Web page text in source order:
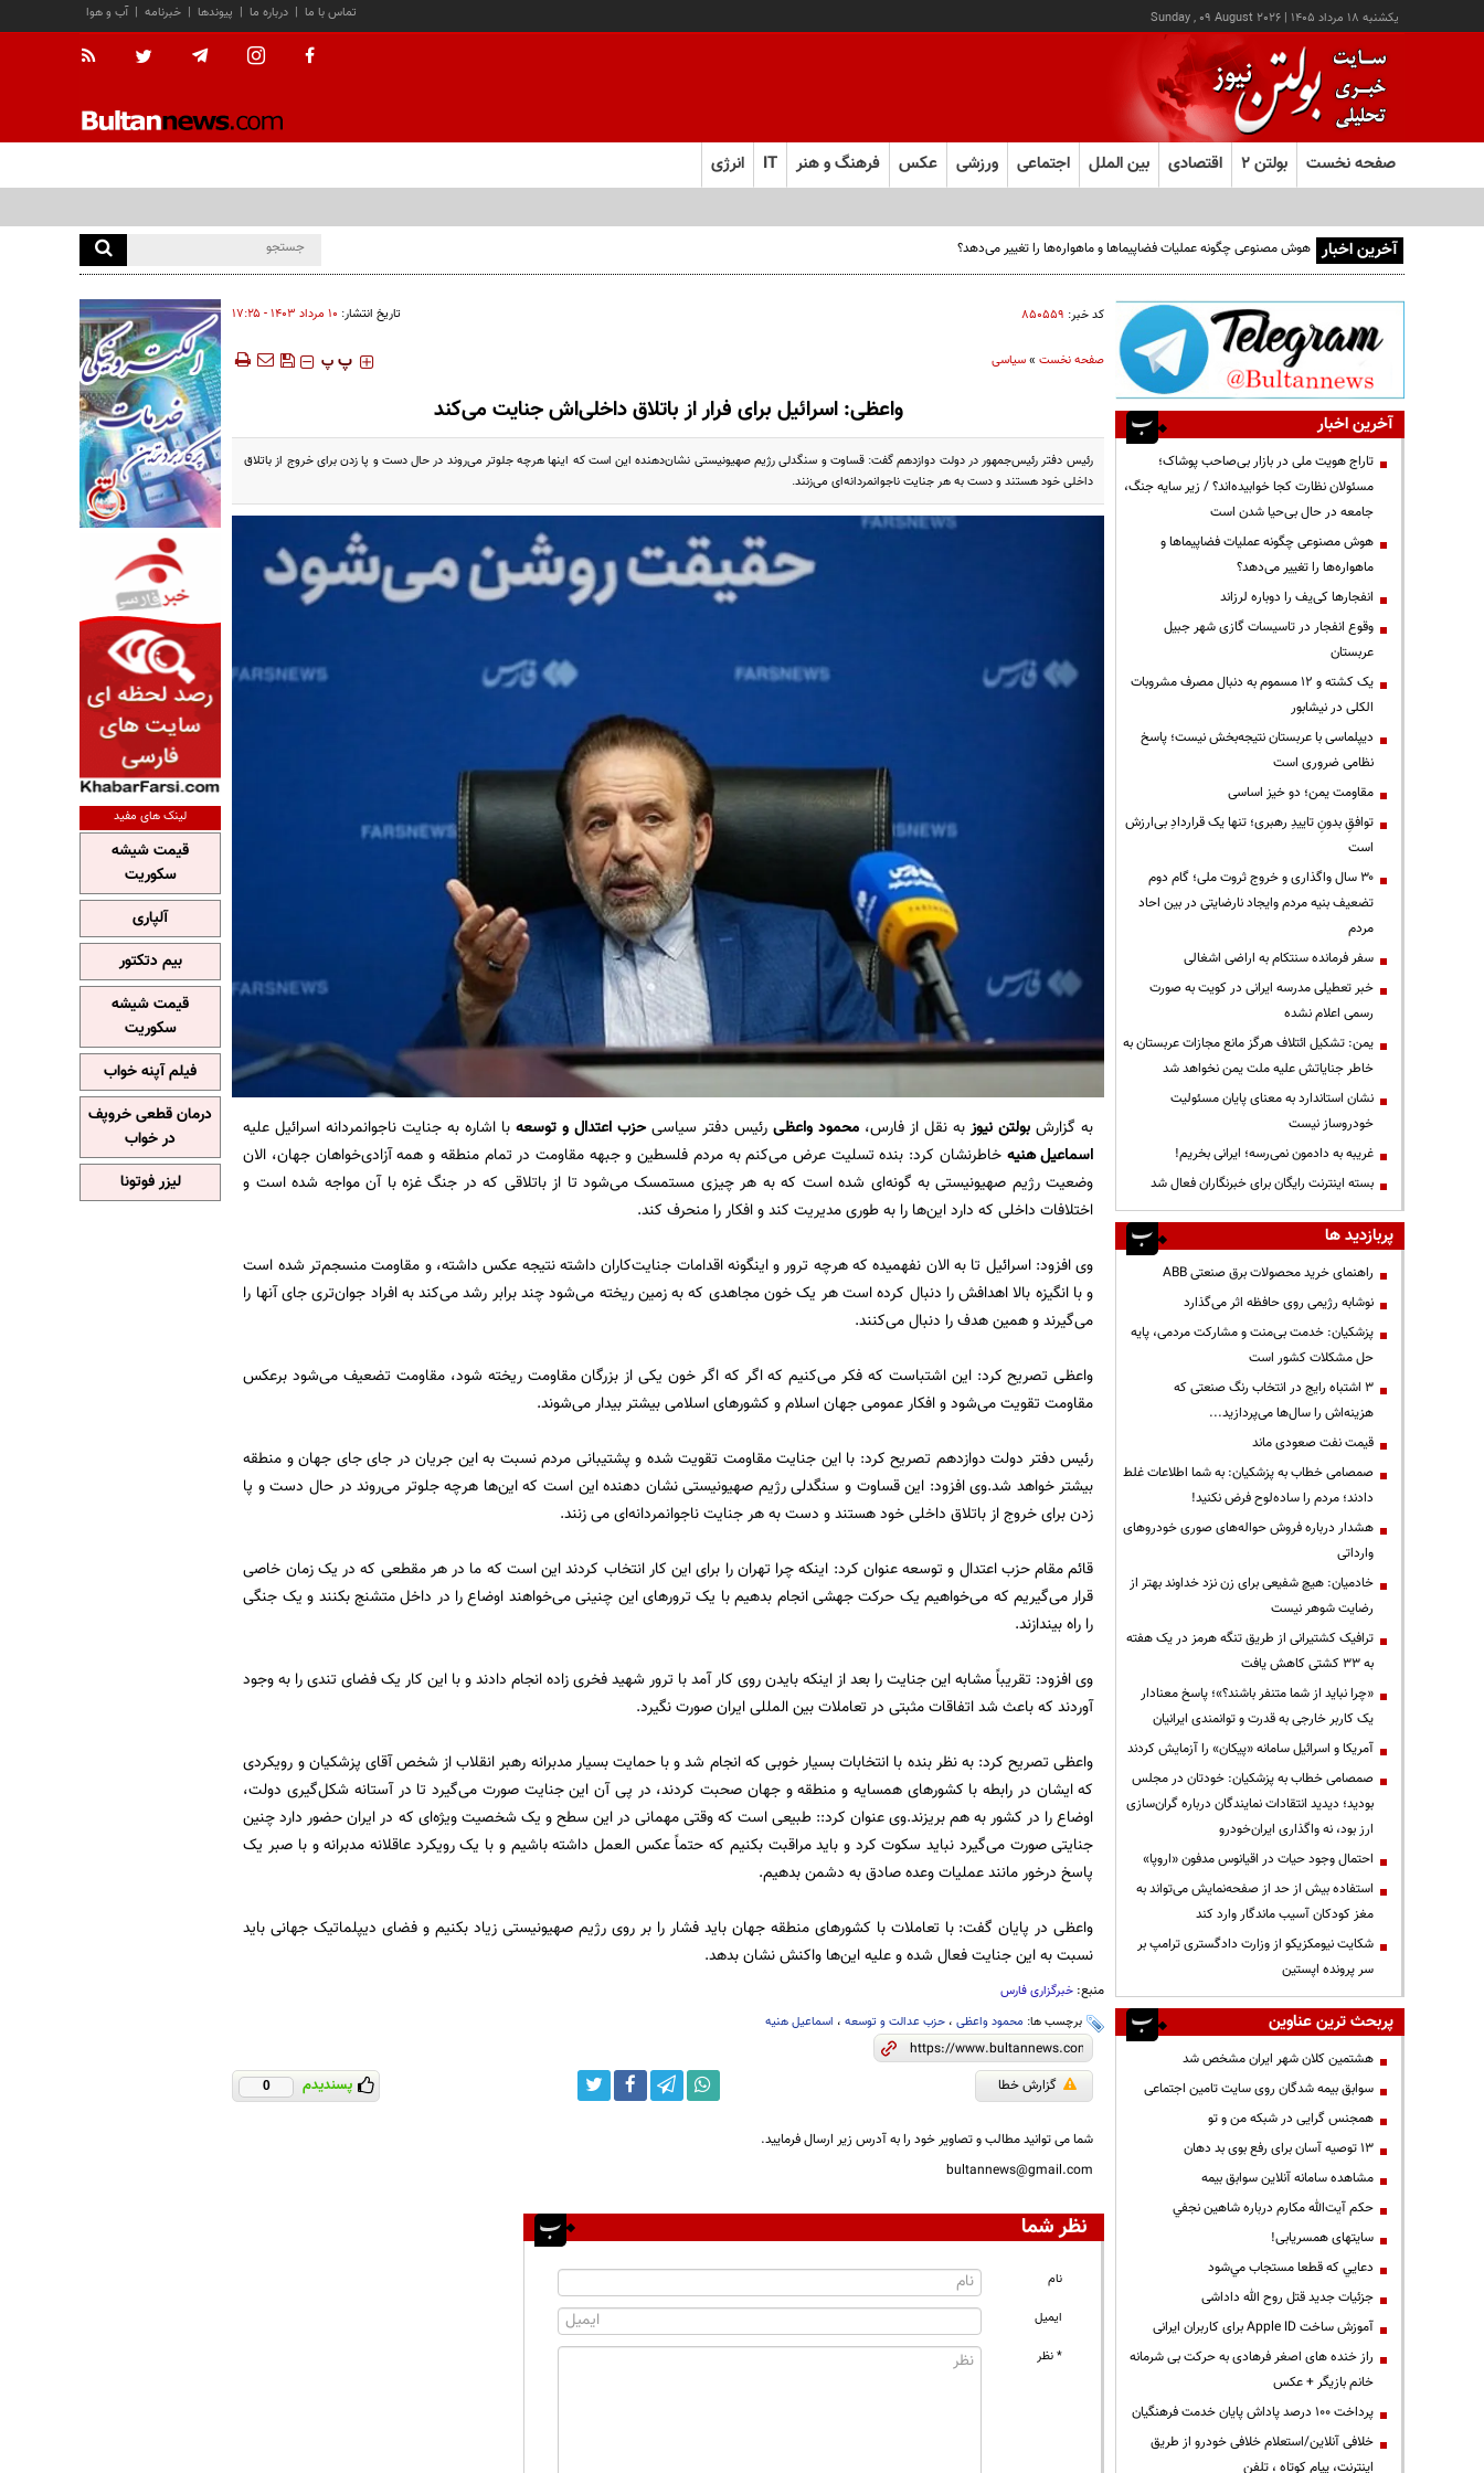
يکشنبه ۱۸ مرداد ۱۴۰۵ |
Sunday , 09 August 2026 آب و هوا | خبرنامه | پیوندها | درباره ما | تماس با ما
صفحه نخست بولتن ۲ اقتصادی بین الملل اجتماعی ورزشی عکس فرهنگ و هنر IT انرژی
آخرین اخبار
کد خبر: ۸۵۰۵۵۹ تاریخ انتشار: ۱۰ مرداد ۱۴۰۳ - ۱۷:۲۵
صفحه نخست»سیاسی ‍‍‍ پ پ
واعظی: اسرائیل برای فرار از باتلاق داخلی‌اش جنایت می‌کند
رئیس دفتر رئیس‌جمهور در دولت دوازدهم گفت: قساوت و سنگدلی رژیم صهیونیستی نشان‌دهنده این است که اینها هرچه جلوتر می‌روند در حال دست و پا زدن برای خروج از باتلاق
داخلی خود هستند و دست به هر جنایت ناجوانمردانه‌ای می‌زنند.
به گزارش بولتن نیوزبه نقل از فارس، محمود واعظیرئیس دفتر سیاسیحزب اعتدال و توسعهبا اشاره به جنایت ناجوانمردانه اسرائیل علیه
اسماعیل هنیه خاطرنشان کرد: بنده تسلیت عرض می‌کنم به مردم فلسطین و جبهه مقاومت در تمام منطقه و همه آزادی‌خواهان جهان، الان
وضعیت رژیم صهیونیستی به گونه‌ای شده است که به هر چیزی مستمسک می‌شود تا از باتلاقی که در جنگ غزه با آن مواجه شده است و
اختلافات داخلی که دارد این‌ها را به طوری مدیریت کند و افکار را منحرف کند.
وی افزود: اسرائیل تا به الان نفهمیده که هرچه ترور و اینگونه اقدامات جنایت‌کاران داشته نتیجه عکس داشته، و مقاومت منسجم‌تر شده است
و با انگیزه بالا اهدافش را دنبال کرده است هر یک خون مجاهدی که به زمین ریخته می‌شود چند برابر رشد می‌کند به افراد جوان‌تری جای آنها را
می‌گیرند و همین هدف را دنبال می‌کنند.
واعظی تصریح کرد: این اشتباست که فکر می‌کنیم که اگر که اگر خون یکی از بزرگان مقاومت ریخته شود، مقاومت تضعیف می‌شود برعکس
مقاومت تقویت می‌شود و افکار عمومی جهان اسلام و کشورهای اسلامی بیشتر بیدار می‌شوند.
رئیس دفتر دولت دوازدهم تصریح کرد: با این جنایت مقاومت تقویت شده و پشتیبانی مردم نسبت به این جریان در جای جای جهان و منطقه
بیشتر خواهد شد.وی افزود: این قساوت و سنگدلی رژیم صهیونیستی نشان دهنده این است که این‌ها هرچه جلوتر می‌روند در حال دست و پا
زدن برای خروج از باتلاق داخلی خود هستند و دست به هر جنایت ناجوانمردانه‌ای می زنند.
قائم مقام حزب اعتدال و توسعه عنوان کرد: اینکه چرا تهران را برای این کار انتخاب کردند این است که ما در هر مقطعی که در یک زمان خاصی
قرار می‌گیریم که می‌خواهیم یک حرکت جهشی انجام بدهیم با یک ترورهای این چنینی می‌خواهند اوضاع را در داخل متشنج بکنند و یک جنگی
را راه بیندازند.
وی افزود: تقریباً مشابه این جنایت را بعد از اینکه بایدن روی کار آمد با ترور شهید فخری زاده انجام دادند و با این کار یک فضای تندی را به وجود
آوردند که باعث شد اتفاقات مثبتی در تعاملات بین المللی ایران صورت نگیرد.
واعظی تصریح کرد: به نظر بنده با انتخابات بسیار خوبی که انجام شد و با حمایت بسیار مدبرانه رهبر انقلاب از شخص آقای پزشکیان و رویکردی
که ایشان در رابطه با کشورهای همسایه و منطقه و جهان صحبت کردند، در پی آن این جنایت صورت می‌گیرد تا در آستانه شکل‌گیری دولت،
اوضاع را در کشور به هم بریزند.وی عنوان کرد:: طبیعی است که وقتی مهمانی در این سطح و یک شخصیت ویژه‌ای که در ایران حضور دارد چنین
جنایتی صورت می‌گیرد نباید سکوت کرد و باید مراقبت بکنیم که حتماً عکس العمل داشته باشیم و با یک رویکرد عاقلانه مدبرانه و با صبر یک
پاسخ درخور مانند عملیات وعده صادق به دشمن بدهیم.
واعظی در پایان گفت: با تعاملات با کشورهای منطقه جهان باید فشار را بر روی رژیم صهیونیستی زیاد بکنیم و فضای دیپلماتیک جهانی باید
نسبت به این جنایت فعال شده و علیه این‌ها واکنش نشان بدهد.
منبع: خبرگزاری فارس
برچسب ها: محمود واعظی، حزب عدالت و توسعه، اسماعیل هنیه
گزارش خطا پسندیدم 0
شما می توانید مطالب و تصاویر خود را به آدرس زیر ارسال فرمایید.
bultannews@gmail.com
نظر شما
نام
ایمیل
* نظر
آخرین اخبار
تاراج هویت ملی در بازار بی‌صاحب پوشاک؛
مسئولان نظارت کجا خوابیده‌اند؟ / زیر سایه جنگ،
جامعه در حال بی‌حیا شدن است
هوش مصنوعی چگونه عملیات فضاپیماها و
ماهواره‌ها را تغییر می‌دهد؟
انفجارها کی‌یف را دوباره لرزاند
وقوع انفجار در تاسیسات گازی شهر جبیل
عربستان
یک کشته و ۱۲ مسموم به دنبال مصرف مشروبات
الکلی در نیشابور
دیپلماسی با عربستان نتیجه‌بخش نیست؛ پاسخ
نظامی ضروری است
مقاومت یمن؛ دو خیز اساسی
توافقِ بدونِ تاییدِ رهبری؛ تنها یک قراردادِ بی‌ارزش
است
۳۰ سال واگذاری و خروج ثروت ملی؛ گام دوم
تضعیف بنیه مردم وایجاد نارضایتی در بین احاد
مردم
سفر فرمانده سنتکام به اراضی اشغالی
خبر تعطیلی مدرسه ایرانی در کویت به صورت
رسمی اعلام نشده
یمن: تشکیل ائتلاف هرگز مانع مجازات عربستان به
خاطر جنایاتش علیه ملت یمن نخواهد شد
نشان استاندارد به معنای پایان مسئولیت
خودروساز نیست
غریبه به دادمون نمی‌رسه؛ ایرانی بخریم!
بسته اینترنت رایگان برای خبرنگاران فعال شد
پربازدید ها
راهنمای خرید محصولات برق صنعتی ABB
نوشابه رژیمی روی حافظه اثر می‌گذارد
پزشکیان: خدمت بی‌منت و مشارکت مردمی، پایه
حل مشکلات کشور است
3 اشتباه رایج در انتخاب رنگ صنعتی که
هزینه‌اش را سال‌ها می‌پردازید...
قیمت نفت صعودی ماند
صمصامی خطاب به پزشکیان: به شما اطلاعات غلط
دادند؛ مردم را ساده‌لوح فرض نکنید!
هشدار درباره فروش حواله‌های صوری خودروهای
وارداتی
خادمیان: هیچ شفیعی برای زن نزد خداوند بهتر از
رضایت شوهر نیست
ترافیک کشتیرانی از طریق تنگه هرمز در یک هفته
به ۳۳ کشتی کاهش یافت
«چرا نباید از شما متنفر باشند؟»؛ پاسخ معنادار
یک کاربر خارجی به قدرت و توانمندی ایرانیان
آمریکا و اسرائیل سامانه «پیکان» را آزمایش کردند
صمصامی خطاب به پزشکیان: خودتان در مجلس
بودید؛ دیدید انتقادات نمایندگان درباره گران‌سازی
ارز بود، نه واگذاری ایران‌خودرو
احتمال وجود حیات در اقیانوس مدفون «اروپا»
استفاده بیش از حد از صفحه‌نمایش می‌تواند به
مغز کودکان آسیب ماندگار وارد کند
شکایت نیومکزیکو از وزارت دادگستری ترامپ بر
سر پرونده اپستین
پربحث ترین عناوین
هشتمین کلان شهر ایران مشخص شد
سوابق بیمه شدگان روی سایت تامین اجتماعی
همجنس گرایی در شبکه من و تو
13 توصیه آسان برای رفع بوی بد دهان
مشاهده سامانه آنلاين سوابق بیمه
حكم آيت‌الله مكارم درباره شاهين نجفي
سایتهای همسریابی!
دعايي كه قطعا مستجاب مي‌شود
جزئیات جدید قتل روح الله داداشی
آموزش ساخت Apple ID برای کاربران ایرانی
راز خنده های اصغر فرهادی به حرکت بی شرمانه
خانم بازیگر + عکس
پرداخت ۱۰۰ درصد پاداش پایان خدمت فرهنگیان
خلافی آنلاین/استعلام خلافی خودرو از طریق
اینترنت، پیام کوتاه ، تلفن
لینک های مفید
قیمت شیشه
سکوریت
آلپاری
بیم دتکتور
قیمت شیشه
سکوریت
فیلم آپنه خواب
درمان قطعی خروپف
در خواب
لیزر فوتونا